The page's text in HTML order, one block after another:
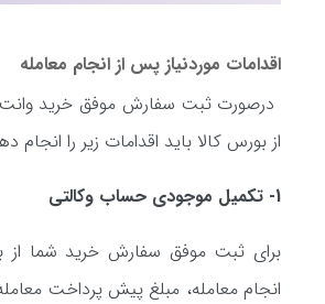
اقدامات موردنیاز پس از انجام معامله
از بورس کالا باید اقدامات زیر را انجام
1- تکمیل موجودی حساب وکالتی
برای ثبت موفق سفارش خرید شما از
انجام معامله، مبلغ پیش پرداخت